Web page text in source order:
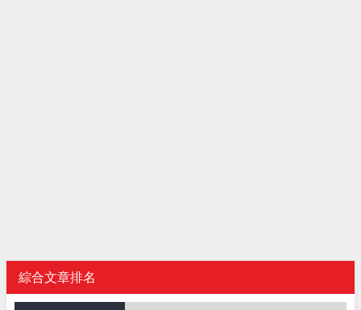
綜合文章排名